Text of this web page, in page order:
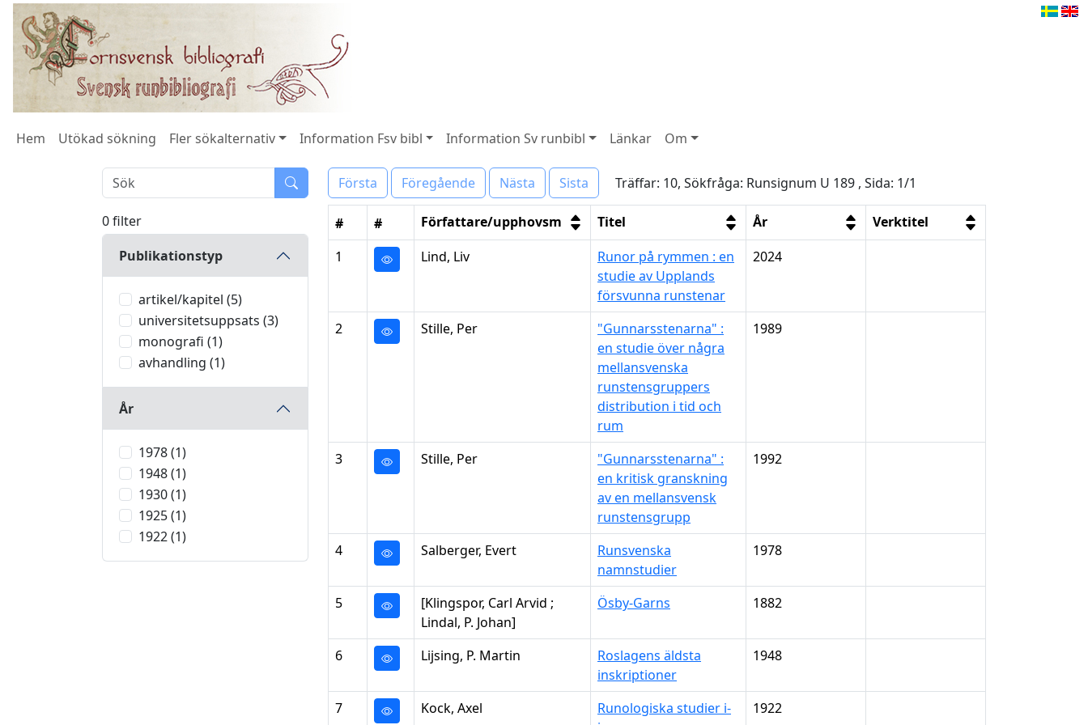
Hem Utökad sökning Fler sökalternativ Information Fsv bibl Information Sv runbibl Länkar Om
0 filter
Publikationstyp
artikel/kapitel (5)
universitetsuppsats (3)
monografi (1)
avhandling (1)
År
1978 (1)
1948 (1)
1930 (1)
1925 (1)
1922 (1)
Första Föregående Nästa Sista Träffar: 10, Sökfråga: Runsignum U 189 , Sida: 1/1
# # Författare/upphovsm Titel År
Verktitel
1
Lind, Liv
Runor på rymmen : en
studie av Upplands
försvunna runstenar
2024
2 Stille, Per
"Gunnarsstenarna" :
en studie över några
mellansvenska
runstensgruppers
distribution i tid och
rum
1989
3 Stille, Per
"Gunnarsstenarna" :
en kritisk granskning
av en mellansvensk
runstensgrupp
1992
4 Salberger, Evert
Runsvenska
namnstudier
1978
5
[Klingspor, Carl Arvid ;
Lindal, P. Johan]
Ösby-Garns 1882
6 Lijsing, P. Martin
Roslagens äldsta
inskriptioner
1948
7 Kock, Axel
Runologiska studier i-
1922